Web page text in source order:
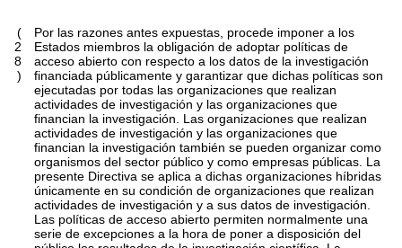
(
2
8
)
Por las razones antes expuestas, procede imponer a los
Estados miembros la obligación de adoptar políticas de
acceso abierto con respecto a los datos de la investigación
financiada públicamente y garantizar que dichas políticas son
ejecutadas por todas las organizaciones que realizan
actividades de investigación y las organizaciones que
financian la investigación. Las organizaciones que realizan
actividades de investigación y las organizaciones que
financian la investigación también se pueden organizar como
organismos del sector público y como empresas públicas. La
presente Directiva se aplica a dichas organizaciones híbridas
únicamente en su condición de organizaciones que realizan
actividades de investigación y a sus datos de investigación.
Las políticas de acceso abierto permiten normalmente una
serie de excepciones a la hora de poner a disposición del